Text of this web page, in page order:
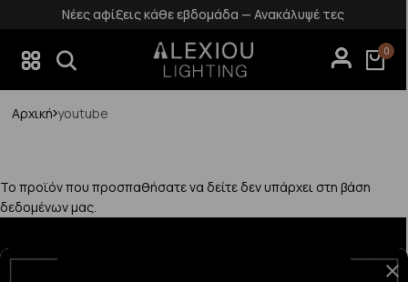
Νέες αφίξεις κάθε εβδομάδα — Ανακάλυψέ τες
0
Αρχική youtube
Το προϊόν που προσπαθήσατε να δείτε δεν υπάρχει στη βάση
δεδομένων μας.